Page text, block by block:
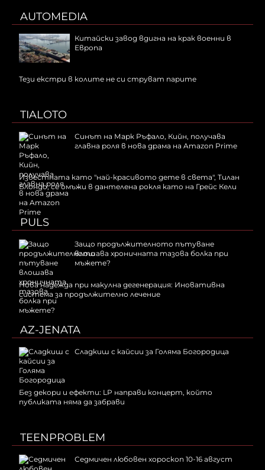
AUTOMEDIA
Китайски завод вдигна на крак военни в
Европа
Тези екстри в колите не си струват парите
TIALOTO
Синът на Марк Ръфало, Кийн, получава
главна роля в нова драма на Amazon Prime
Известната като "най-красивото дете в света", Тилан
Блондо, се омъжи в дантелена рокля като на Грейс Кели
PULS
Защо продължителното пътуване
влошава хроничната тазова болка при
мъжете?
Нова надежда при макулна дегенерация: Иновативна
система за продължително лечение
AZ-JENATA
Сладкиш с кайсии за Голяма Богородица
Без декори и ефекти: LP направи концерт, който
публиката няма да забрави
TEENPROBLEM
Седмичен любовен хороскоп 10-16 август